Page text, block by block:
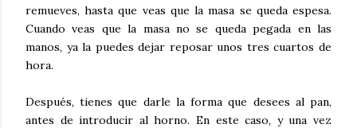
remueves, hasta que veas que la masa se queda espesa.
Cuando veas que la masa no se queda pegada en las
manos, ya la puedes dejar reposar unos tres cuartos de
hora.
Después, tienes que darle la forma que desees al pan,
antes de introducir al horno. En este caso, y una vez